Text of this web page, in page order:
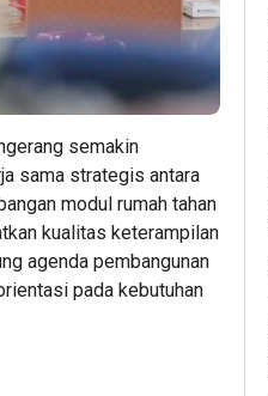
semakin
sama strategis antara
modul rumah tahan
kualitas keterampilan
agenda pembangunan
pada kebutuhan